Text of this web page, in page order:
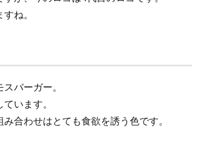
ね。
バーガー。
います。
合わせはとても食欲を誘う色です。